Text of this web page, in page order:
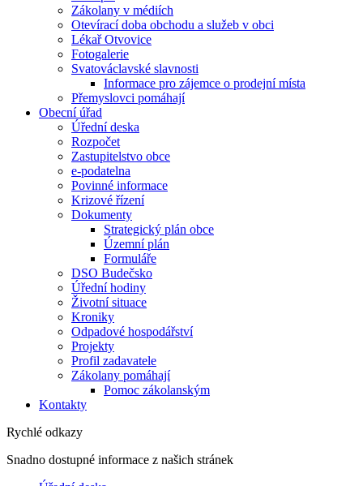
Zákolany v médiích
Otevírací doba obchodu a služeb v obci
Lékař Otvovice
Fotogalerie
Svatováclavské slavnosti
Informace pro zájemce o prodejní místa
Přemyslovci pomáhají
Obecní úřad
Úřední deska
Rozpočet
Zastupitelstvo obce
e-podatelna
Povinné informace
Krizové řízení
Dokumenty
Strategický plán obce
Územní plán
Formuláře
DSO Budečsko
Úřední hodiny
Životní situace
Kroniky
Odpadové hospodářství
Projekty
Profil zadavatele
Zákolany pomáhají
Pomoc zákolanským
Kontakty
Rychlé odkazy
Snadno dostupné informace z našich stránek